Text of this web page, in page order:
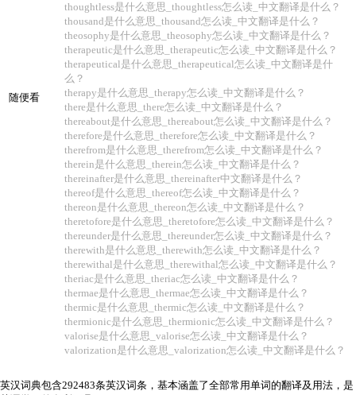
随便看
thoughtless是什么意思_thoughtless怎么读_中文翻译是什么？
thousand是什么意思_thousand怎么读_中文翻译是什么？
theosophy是什么意思_theosophy怎么读_中文翻译是什么？
therapeutic是什么意思_therapeutic怎么读_中文翻译是什么？
therapeutical是什么意思_therapeutical怎么读_中文翻译是什
么？
therapy是什么意思_therapy怎么读_中文翻译是什么？
there是什么意思_there怎么读_中文翻译是什么？
thereabout是什么意思_thereabout怎么读_中文翻译是什么？
therefore是什么意思_therefore怎么读_中文翻译是什么？
therefrom是什么意思_therefrom怎么读_中文翻译是什么？
therein是什么意思_therein怎么读_中文翻译是什么？
thereinafter是什么意思_thereinafter中文翻译是什么？
thereof是什么意思_thereof怎么读_中文翻译是什么？
thereon是什么意思_thereon怎么读_中文翻译是什么？
theretofore是什么意思_theretofore怎么读_中文翻译是什么？
thereunder是什么意思_thereunder怎么读_中文翻译是什么？
therewith是什么意思_therewith怎么读_中文翻译是什么？
therewithal是什么意思_therewithal怎么读_中文翻译是什么？
theriac是什么意思_theriac怎么读_中文翻译是什么？
thermae是什么意思_thermae怎么读_中文翻译是什么？
thermic是什么意思_thermic怎么读_中文翻译是什么？
thermionic是什么意思_thermionic怎么读_中文翻译是什么？
valorise是什么意思_valorise怎么读_中文翻译是什么？
valorization是什么意思_valorization怎么读_中文翻译是什么？
英汉词典包含292483条英汉词条，基本涵盖了全部常用单词的翻译及用法，是